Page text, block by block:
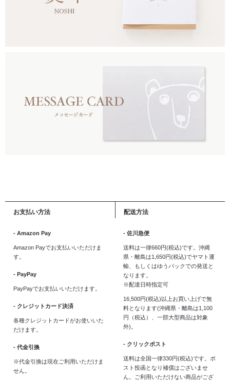
お支払い方法
- Amazon Pay
Amazon Payでお支払いいただけま
す。
- PayPay
PayPayでお支払いいただけます。
- クレジットカード決済
各種クレジットカードがお使いいた
だけます。
- 代金引換
※代金引換は現在ご利用いただけま
せん。
配送方法
- 佐川急便
送料は一律660円(税込)です。沖縄
県・離島は1,650円(税込)でヤマト運
輸、もしくはゆうパックでの発送と
なります。
※配達日時指定可
16,500円(税込)以上お買い上げで無
料となります(沖縄県・離島は1,100
円（税込）、一部大型商品は対象
外)。
- クリックポスト
送料は全国一律330円(税込)です。ポ
スト投函となり補償はございませ
ん。ご利用いただけない商品がござ